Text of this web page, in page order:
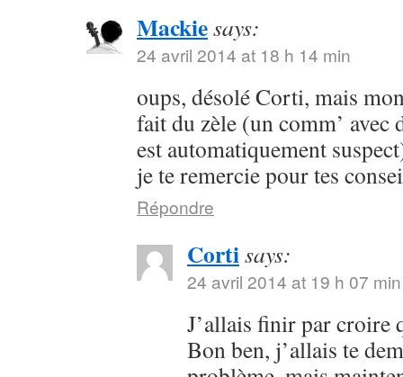
Mackiesays:
24 avril 2014 at 18 h 14 min
oups, désolé Corti, mais
fait du zèle (un comm’ avec
est automatiquement
je te remercie pour tes
Répondre
Cortisays:
24 avril 2014 at 19 h 07 min
J’allais finir par croire
Bon ben, j’allais te